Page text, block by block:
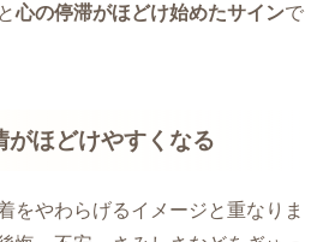
心の停滞がほどけ始めたサインで
がほどけやすくなる
をやわらげるイメージと重なりま